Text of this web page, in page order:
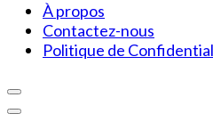
À propos
Contactez-nous
Politique de